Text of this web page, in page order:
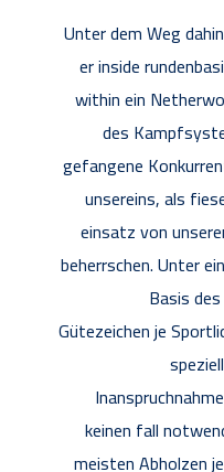
Unter dem Weg
er inside
within ein
des
gefangene
unsereins, als
einsatz von
beherrschen. Unter
Basis
Gütezeichen je
keinen fall
meisten Abholzen